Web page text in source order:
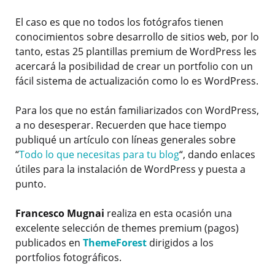
El caso es que no todos los fotógrafos tienen
conocimientos sobre desarrollo de sitios web, por lo
tanto, estas 25 plantillas premium de WordPress les
acercará la posibilidad de crear un portfolio con un
fácil sistema de actualización como lo es WordPress.
Para los que no están familiarizados con WordPress,
a no desesperar. Recuerden que hace tiempo
publiqué un artículo con líneas generales sobre
“Todo lo que necesitas para tu blog“, dando enlaces
útiles para la instalación de WordPress y puesta a
punto.
Francesco Mugnai realiza en esta ocasión una
excelente selección de themes premium (pagos)
publicados en ThemeForest dirigidos a los
portfolios fotográficos.